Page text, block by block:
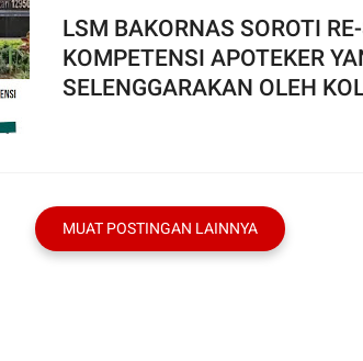
LSM BAKORNAS SOROTI
KOMPETENSI APOTEKER
SELENGGARAKAN OLEH
MUAT POSTINGAN LAINNYA